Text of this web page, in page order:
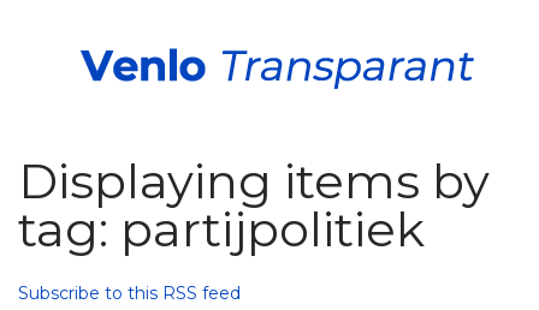
Displaying items by
tag: partijpolitiek
Subscribe to this RSS feed